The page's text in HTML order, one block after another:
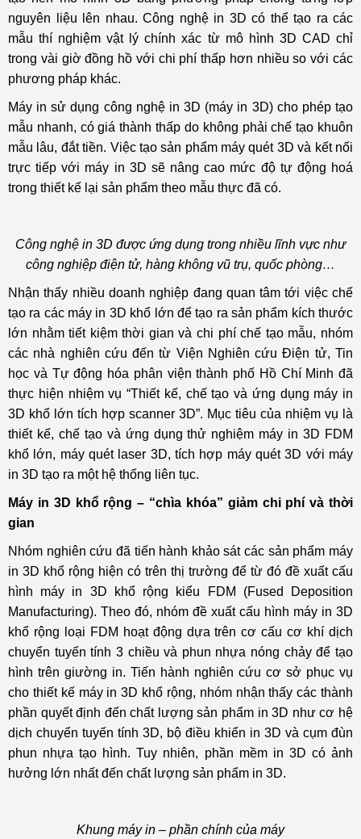
nguyên liệu lên nhau. Công nghệ in 3D có thể tạo ra các
mẫu thí nghiệm vật lý chính xác từ mô hình 3D CAD chỉ
trong vài giờ đồng hồ với chi phí thấp hơn nhiều so với các
phương pháp khác.
Máy in sử dụng công nghệ in 3D (máy in 3D) cho phép tạo
mẫu nhanh, có giá thành thấp do không phải chế tạo khuôn
mẫu lâu, đắt tiền. Việc tạo sản phẩm máy quét 3D và kết nối
trực tiếp với máy in 3D sẽ nâng cao mức độ tự động hoá
trong thiết kế lại sản phẩm theo mẫu thực đã có.
Công nghệ in 3D được ứng dụng trong nhiều lĩnh vực như
công nghiệp điện tử, hàng không vũ trụ, quốc phòng…
Nhận thấy nhiều doanh nghiệp đang quan tâm tới việc chế
tạo ra các máy in 3D khổ lớn để tạo ra sản phẩm kích thước
lớn nhằm tiết kiệm thời gian và chi phí chế tạo mẫu, nhóm
các nhà nghiên cứu đến từ Viện Nghiên cứu Điện tử, Tin
học và Tự động hóa phân viện thành phố Hồ Chí Minh đã
thực hiện nhiệm vụ “Thiết kế, chế tạo và ứng dụng máy in
3D khổ lớn tích hợp scanner 3D”. Mục tiêu của nhiệm vụ là
thiết kế, chế tạo và ứng dụng thử nghiệm máy in 3D FDM
khổ lớn, máy quét laser 3D, tích hợp máy quét 3D với máy
in 3D tạo ra một hệ thống liên tục.
Máy in 3D khổ rộng – “chìa khóa” giảm chi phí và thời
gian
Nhóm nghiên cứu đã tiến hành khảo sát các sản phẩm máy
in 3D khổ rộng hiện có trên thị trường để từ đó đề xuất cấu
hình máy in 3D khổ rộng kiểu FDM (Fused Deposition
Manufacturing). Theo đó, nhóm đề xuất cấu hình máy in 3D
khổ rộng loại FDM hoạt động dựa trên cơ cấu cơ khí dịch
chuyển tuyến tính 3 chiều và phun nhựa nóng chảy để tạo
hình trên giường in. Tiến hành nghiên cứu cơ sở phục vụ
cho thiết kế máy in 3D khổ rộng, nhóm nhận thấy các thành
phần quyết định đến chất lượng sản phẩm in 3D như cơ hệ
dịch chuyển tuyến tính 3D, bộ điều khiển in 3D và cụm đùn
phun nhựa tạo hình. Tuy nhiên, phần mềm in 3D có ảnh
hưởng lớn nhất đến chất lượng sản phẩm in 3D.
Khung máy in – phần chính của máy